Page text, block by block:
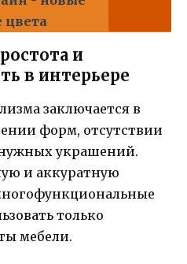
цвета
и
в интерьере
заключается в
форм, отсутствии
украшений.
и аккуратную
только
мебели.